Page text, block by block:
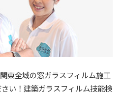
東全域の窓ガラスフィルム施工
い！建築ガラスフィルム技能検